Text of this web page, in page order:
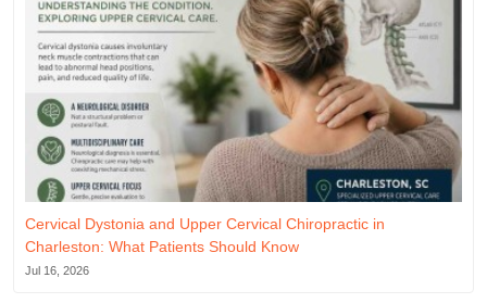
Cervical Dystonia and Upper Cervical Chiropractic in
Charleston: What Patients Should Know
Jul 16, 2026